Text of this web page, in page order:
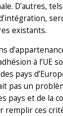
D’autres,
existants.
à l’UE
pays
pas un
pays et de la
remplir ces